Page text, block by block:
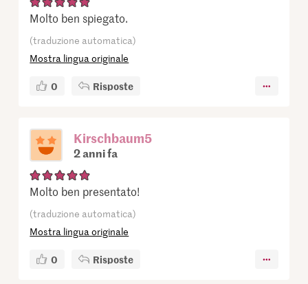
Molto ben spiegato.
(traduzione automatica)
Mostra lingua originale
0 Risposte
Kirschbaum5
2 anni fa
Molto ben presentato!
(traduzione automatica)
Mostra lingua originale
0 Risposte